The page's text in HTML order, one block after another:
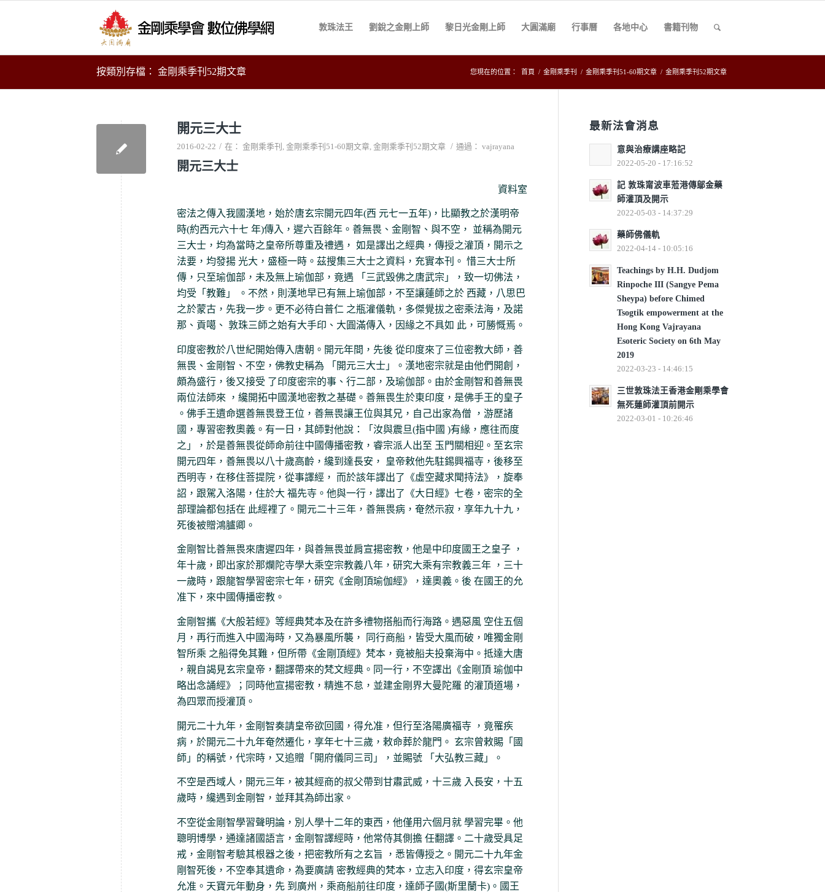
敦珠法王 劉銳之金剛上師 黎日光金剛上師 大圓滿廟 行事曆 各地中心 書籍刊物
按類別存檔： 金剛乘季刊52期文章 您現在的位置： 首頁 / 金剛乘季刊 / 金剛乘季刊51-60期文章 / 金剛乘季刊52期文章
開元三大士
2016-02-22 / 在： 金剛乘季刊 , 金剛乘季刊51-60期文章, 金剛乘季刊52期文章 / 通過： vajrayana
開元三大士
資料室
密法之傳入我國漢地，始於唐玄宗開元四年(西 元七一五年)，比顯教之於漢明帝
時(約西元六十七 年)傳入，遲六百餘年。善無畏、金剛智、與不空， 並稱為開元
三大士，均為當時之皇帝所尊重及禮遇， 如是譯出之經典，傳授之灌頂，開示之
法要，均發揚 光大，盛極一時。茲搜集三大士之資料，充實本刊。 惜三大士所
傳，只至瑜伽部，未及無上瑜伽部，竟遇 「三武毀佛之唐武宗」，致一切佛法，
均受「教難」 。不然，則漢地早已有無上瑜伽部，不至讓蓮師之於 西藏，八思巴
之於蒙古，先我一步。更不必待白普仁 之瓶灌儀軌，多傑覺拔之密乘法海，及諾
那、貢噶、 敦珠三師之始有大手印、大圓滿傳入，因緣之不具如 此，可勝慨焉。
印度密教於八世紀開始傳入唐朝。開元年間，先後 從印度來了三位密教大師，善
無畏、金剛智、不空，佛教史稱為 「開元三大士」。漢地密宗就是由他們開創，
頗為盛行，後又接受 了印度密宗的事、行二部，及瑜伽部。由於金剛智和善無畏
兩位法師來 ，纔開拓中國漢地密教之基礎。善無畏生於東印度，是佛手王的皇子
。佛手王遺命選善無畏登王位，善無畏讓王位與其兄，自己出家為僧 ，游歷諸
國，專習密教奧義。有一日，其師對他說：「汝與震旦(指中國 )有緣，應往而度
之」，於是善無畏從師命前往中國傳播密教，睿宗派人出至 玉門關相迎。至玄宗
開元四年，善無畏以八十歲高齡，纔到達長安， 皇帝敕他先駐錫興福寺，後移至
西明寺，在移住菩提院，從事譯經， 而於該年譯出了《虛空藏求聞持法》，旋奉
詔，跟駕入洛陽，住於大 福先寺。他與一行，譯出了《大日經》七卷，密宗的全
部理論都包括在 此經裡了。開元二十三年，善無畏病，奄然示寂，享年九十九，
死後被贈鴻臚卿。
金剛智比善無畏來唐遲四年，與善無畏並肩宣揚密教，他是中印度國王之皇子 ，
年十歲，即出家於那爛陀寺學大乘空宗教義八年，研究大乘有宗教義三年 ，三十
一歲時，跟龍智學習密宗七年，研究《金剛頂瑜伽經》，達奧義。後 在國王的允
准下，來中國傳播密教。
金剛智攜《大般若經》等經典梵本及在許多禮物搭船而行海路。遇惡風 空住五個
月，再行而進入中國海時，又為暴風所襲， 同行商船，皆受大風而破，唯獨金剛
智所乘 之船得免其難，但所帶《金剛頂經》梵本，竟被船夫投棄海中。抵達大唐
，親自謁見玄宗皇帝，翻譯帶來的梵文經典。同一行，不空譯出《金剛頂 瑜伽中
略出念誦經》；同時他宣揚密教，精進不怠，並建金剛界大曼陀羅 的灌頂道場，
為四眾而授灌頂。
開元二十九年，金剛智奏請皇帝欲回國，得允准，但行至洛陽廣福寺 ，竟罹疾
病，於開元二十九年奄然遷化，享年七十三歲，敕命葬於龍門。 玄宗曾敕賜「國
師」的稱號，代宗時，又追贈「開府儀同三司」，並賜號 「大弘教三藏」。
不空是西域人，開元三年，被其經商的叔父帶到甘肅武威，十三歲 入長安，十五
歲時，纔遇到金剛智，並拜其為師出家。
不空從金剛智學習聲明論，別人學十二年的東西，他僅用六個月就 學習完畢。他
聰明博學，通達諸國語言，金剛智譯經時，他常侍其側擔 任翻譯。二十歲受具足
戒，金剛智考驗其根器之後，把密教所有之玄旨 ，悉皆傳授之。開元二十九年金
剛智死後，不空奉其遺命，為要廣請 密教經典的梵本，立志入印度，得玄宗皇帝
允准。天寶元年動身，先 到廣州，乘商船前往印度，達師子國(斯里蘭卡)。國王
最新法會消息
意與治療講座略記
2022-05-20 - 17:16:52
記 敦珠甯波車蒞港傳鄔金藥
師灌頂及開示
2022-05-03 - 14:37:29
藥師佛儀軌
2022-04-14 - 10:05:16
Teachings by H.H. Dudjom
Rinpoche III (Sangye Pema
Sheypa) before Chimed
Tsogtik empowerment at the
Hong Kong Vajrayana
Esoteric Society on 6th May
2019
2022-03-23 - 14:46:15
三世敦珠法王香港金剛乘學會
無死蓮師灌頂前開示
2022-03-01 - 10:26:46